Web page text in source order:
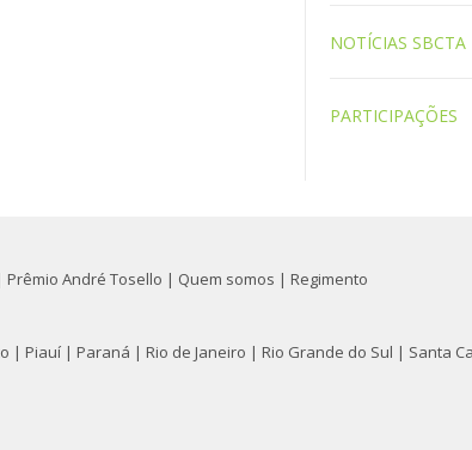
NOTÍCIAS SBCTA
PARTICIPAÇÕES
Prêmio André Tosello | Quem somos | Regimento
| Piauí | Paraná | Rio de Janeiro | Rio Grande do Sul | Santa